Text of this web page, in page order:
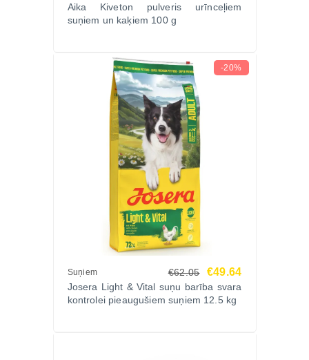
Aika Kiveton pulveris urīnceļiem
suņiem un kaķiem 100 g
-20%
Suņiem €62.05 €49.64
Josera Light & Vital suņu barība svara
kontrolei pieaugušiem suņiem 12.5 kg